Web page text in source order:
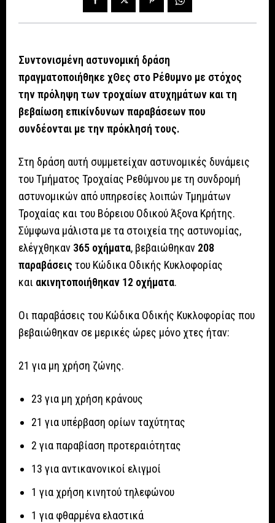
Συντονισμένη αστυνομική δράση
πραγματοποιήθηκε χΘες στο Ρέθυμνο με στόχος
την πρόληψη των τροχαίων ατυχημάτων και τη
βεβαίωση επικίνδυνων παραβάσεων που
συνδέονται με την πρόκλησή τους.
Στη δράση αυτή συμμετείχαν αστυνομικές δυνάμεις
του Τμήματος Τροχαίας Ρεθύμνου με τη συνδρομή
αστυνομικών από υπηρεσίες λοιπών Τμημάτων
Τροχαίας και του Βόρειου Οδικού Άξονα Κρήτης.
Σύμφωνα μάλιστα με τα στοιχεία της αστυνομίας,
ελέγχθηκαν 365 οχήματα, βεβαιώθηκαν 208
παραβάσεις του Κώδικα Οδικής Κυκλοφορίας
και ακινητοποιήθηκαν 12 οχήματα.
Οι παραβάσεις του Κώδικα Οδικής Κυκλοφορίας που
βεβαιώθηκαν σε μερικές ώρες μόνο χτες ήταν:
21 για μη χρήση ζώνης.
23 για μη χρήση κράνους
21 για υπέρβαση ορίων ταχύτητας
2 για παραβίαση προτεραιότητας
13 για αντικανονικοί ελιγμοί
1 για χρήση κινητού τηλεφώνου
1 για φθαρμένα ελαστικά